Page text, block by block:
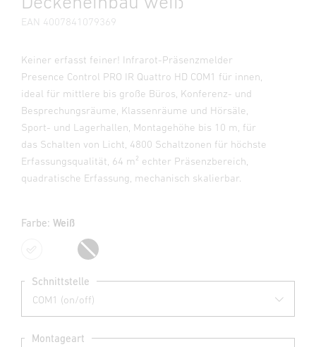
EAN 4007841079369
Keiner erfasst feiner! Infrarot-Präsenzmelder
Presence Control PRO IR Quattro HD COM1 für innen,
ideal für mittlere bis große Büros, Konferenz- und
Besprechungsräume, Klassenräume und Hörsäle,
Sport- und Lagerhallen, Montagehöhe bis 10 m, für
das Schalten von Licht, 4800 Schaltzonen für höchste
Erfassungsqualität, 64 m² echter Präsenzbereich,
quadratische Erfassung, mechanisch skalierbar.
Farbe: Weiß
Weiß Schwarz
Schnittstelle
Montageart